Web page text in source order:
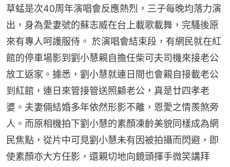
草蜢是次40周年演唱會反應熱烈，三子每晚均落力演
出，身為愛妻號的蘇志威在台上載歌載舞，完騷後原
來有專人呵護服侍。 於演唱會結束段，有網民就在紅
館的停車場影到劉小慧親自擔任柴可夫司機來接老公
放工返家。據悉，劉小慧就連日間也會親自接載老公
到紅館，連日來管接管送照顧老公，真是廿四孝老
婆。夫妻倆結婚多年依然形影不離，恩愛之情羨煞旁
人。而原相機拍下劉小慧的素顏凍齡美貌同樣成為網
民焦點，從片中可見劉小慧未有因被拍攝而閃避，即
使素顏亦大方任影，還親切地向鏡頭揮手微笑講拜